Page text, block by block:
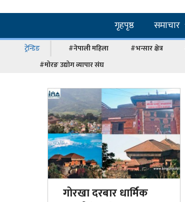
गृहपृष्ठ समाचार
ट्रेन्डिङ #नेपाली महिला #भन्सार क्षेत्र
#मोरङ उद्योग व्यापार संघ
गोरखा दरबार धार्मिक